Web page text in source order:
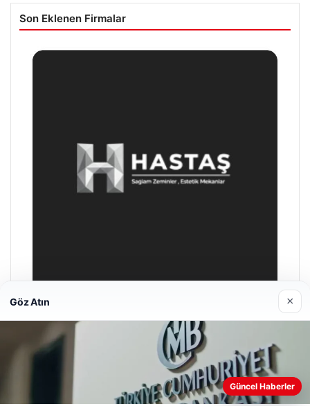
Son Eklenen Firmalar
Enes Kaplan Avukatlık Bürosu
28/04/2026
Web sitemizi nasıl kullandığınızı daha iyi anlayabilmek,
deneyiminizi kişiselleştirmek ve geliştirmek amacıyla çerezler
Göz Atın ×
Güncel Haberler